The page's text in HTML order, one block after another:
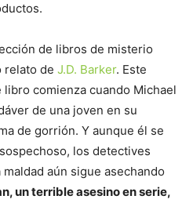
de libros de misterio
relato de J.D. Barker. Este
comienza cuando Michael
de una joven en su
de gorrión. Y aunque él se
los detectives
aún sigue asechando
un terrible asesino en serie,